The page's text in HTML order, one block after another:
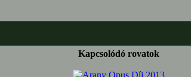
Kapcsolódó rovatok